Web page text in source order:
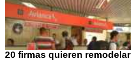
20 firmas quieren